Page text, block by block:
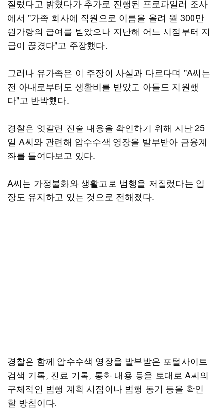
질렀다고 밝혔다가 추가로 진행된 프로파일러 조사
에서 "가족 회사에 직원으로 이름을 올려 월 300만
원가량의 급여를 받았으나 지난해 어느 시점부터 지
급이 끊겼다"고 주장했다.
그러나 유가족은 이 주장이 사실과 다르다며 "A씨는
전 아내로부터도 생활비를 받았고 아들도 지원했
다"고 반박했다.
경찰은 엇갈린 진술 내용을 확인하기 위해 지난 25
일 A씨와 관련해 압수수색 영장을 발부받아 금융계
좌를 들여다보고 있다.
A씨는 가정불화와 생활고로 범행을 저질렀다는 입
장도 유지하고 있는 것으로 전해졌다.
경찰은 함께 압수수색 영장을 발부받은 포털사이트
검색 기록, 진료 기록, 통화 내용 등을 토대로 A씨의
구체적인 범행 계획 시점이나 범행 동기 등을 확인
할 방침이다.